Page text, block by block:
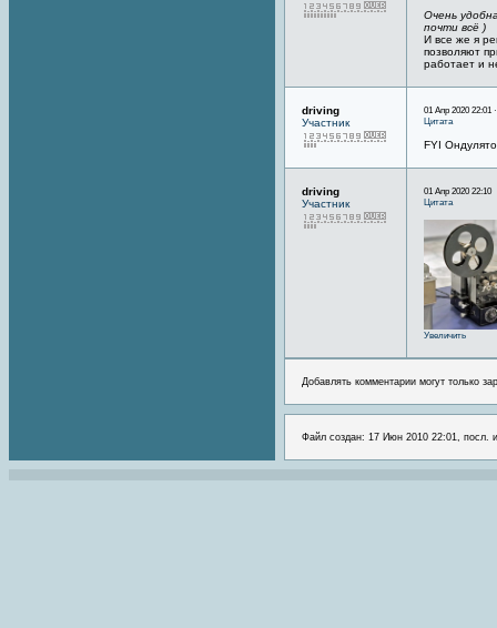
Очень
почти всё )
И все же я
позволяют
работает и
driving
Участник
01 Апр 2020 22:01
Цитата
FYI
driving
Участник
01 Апр 2020 22:10
Цитата
Увеличить
Добавлять комментарии могут только
Файл создан: 17 Июн 2010 22:01, посл.